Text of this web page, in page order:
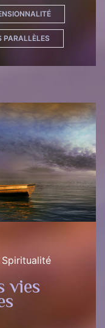
PARALLÈLES
Spiritualité
vies